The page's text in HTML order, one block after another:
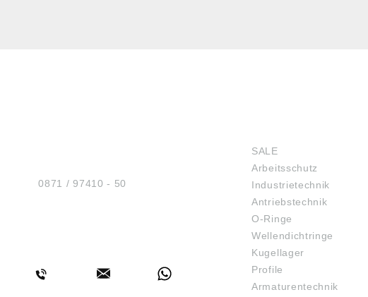
Tel.:0871 / 97410 - 50
SALE
Arbeitsschutz
Industrietechnik
Antriebstechnik
O-Ringe
Wellendichtringe
Kugellager
Profile
Armaturentechnik